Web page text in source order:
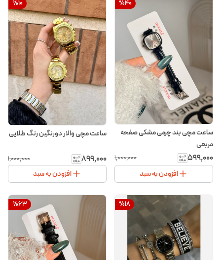
%40
ساعت مچی بند چرمی مشکی صفحه
مربعی
۵۹۹٬۰۰۰ ۱٬۰۰۰٬۰۰۰
افزودن به سبد
%10
ساعت مچی والار دورنگین رنگ طلایی
۸۹۹٬۰۰۰ ۱٬۰۰۰٬۰۰۰
افزودن به سبد
%18
%63